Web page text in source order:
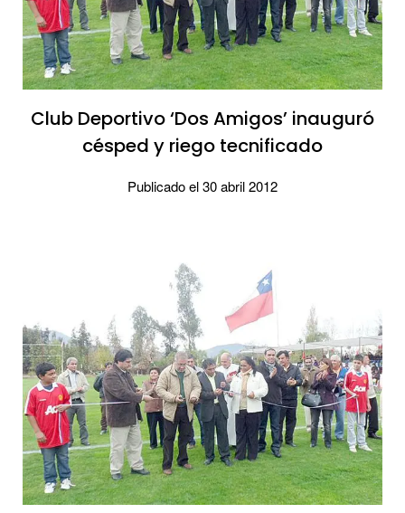
Club Deportivo ‘Dos Amigos’ inauguró
césped y riego tecnificado
Publicado el 30 abril 2012